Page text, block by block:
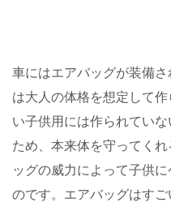
車にはエアバッグが装備
は大人の体格を想定して
い子供用には作られてい
ため、本来体を守ってく
ッグの威力によって子供
のです。エアバッグはす